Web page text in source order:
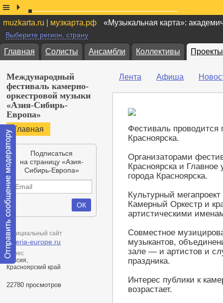
muzkarta.ru | музкарта.рф «Музыкальная карта»:
Выберите регион, страну
Главная Солисты Ансамбли Коллективы Проекты
Международный
фестиваль камерно-
оркестровой музыки
«Азия-Сибирь-
Европа»
Главная
Подписаться
на страницу «Азия-
Сибирь-Европа»
Официальный сайт
siberia-europe.ru
Адрес
Россия,
Красноярский край
22780 просмотров
Лента Афиша
Фестиваль проводится
Красноярска.
Организаторами
Красноярска и
города Красноярска.
Культурный
Камерный Оркестр и
артистическими
Совместное
музыкантов,
зале — и артистов и
праздника.
Интерес публики к
возрастает.
Отправить
модератору